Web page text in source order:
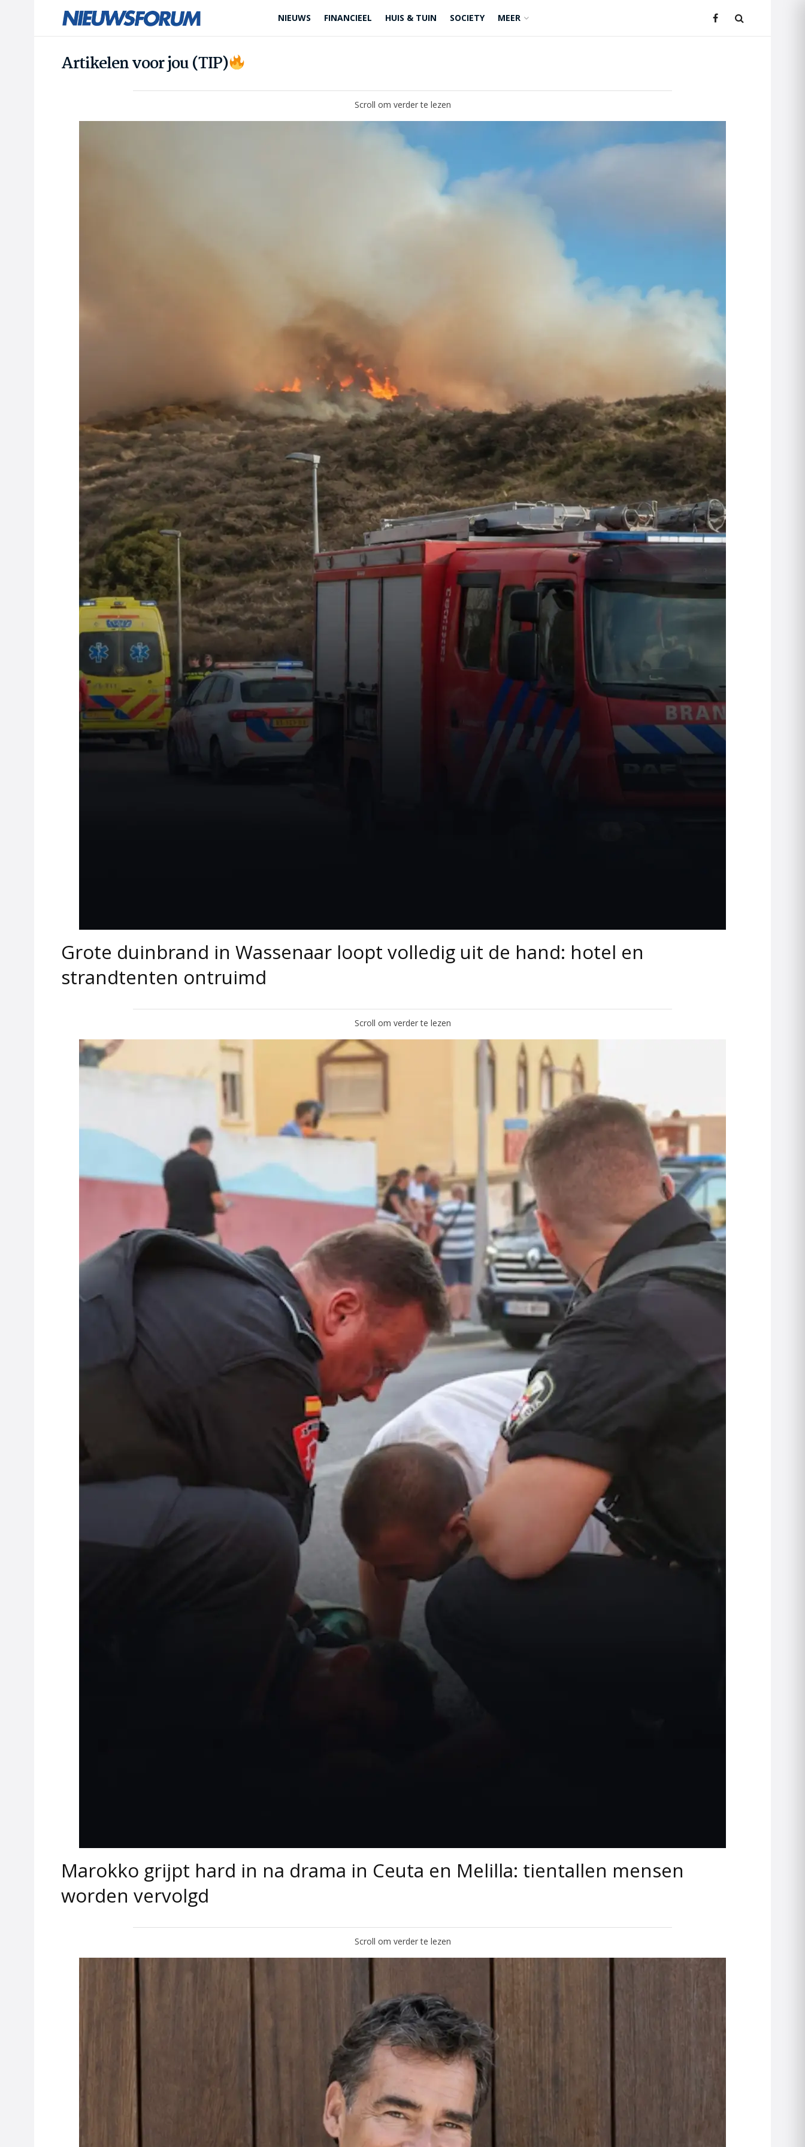
NIEUWS FINANCIEEL HUIS & TUIN SOCIETY MEER
Artikelen voor jou (TIP)
Scroll om verder te lezen
Grote duinbrand in Wassenaar loopt volledig uit de hand: hotel en
strandtenten ontruimd
Scroll om verder te lezen
Marokko grijpt hard in na drama in Ceuta en Melilla: tientallen mensen
worden vervolgd
Scroll om verder te lezen